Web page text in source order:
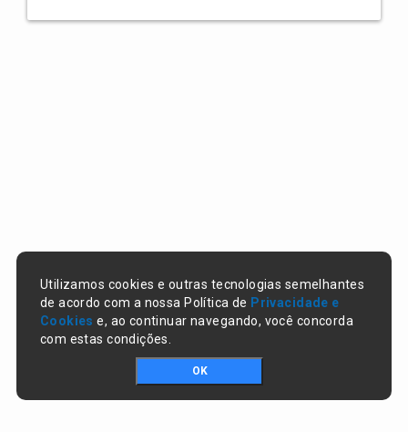
Utilizamos cookies e outras tecnologias semelhantes
de acordo com a nossa Política de Privacidade e
Cookies e, ao continuar navegando, você concorda
com estas condições.
OK